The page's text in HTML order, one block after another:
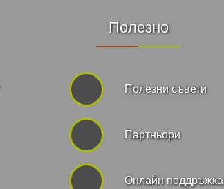
Полезно
Полезни съвети
Партньори
Онлайн поддръжка